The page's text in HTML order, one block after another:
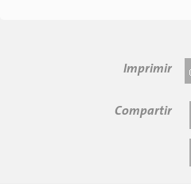
Imprimir
Compartir